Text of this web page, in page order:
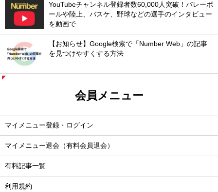
YouTubeチャンネル登録者数60,000人突破！バレーボ
ールや陸上、バスケ、野球などの選手のインタビュー
を動画で
【お知らせ】Google検索で「Number Web」の記事
を見つけやすくする方法
会員メニュー
マイメニュー登録・ログイン
マイメニュー退会（有料会員退会）
有料記事一覧
利用規約